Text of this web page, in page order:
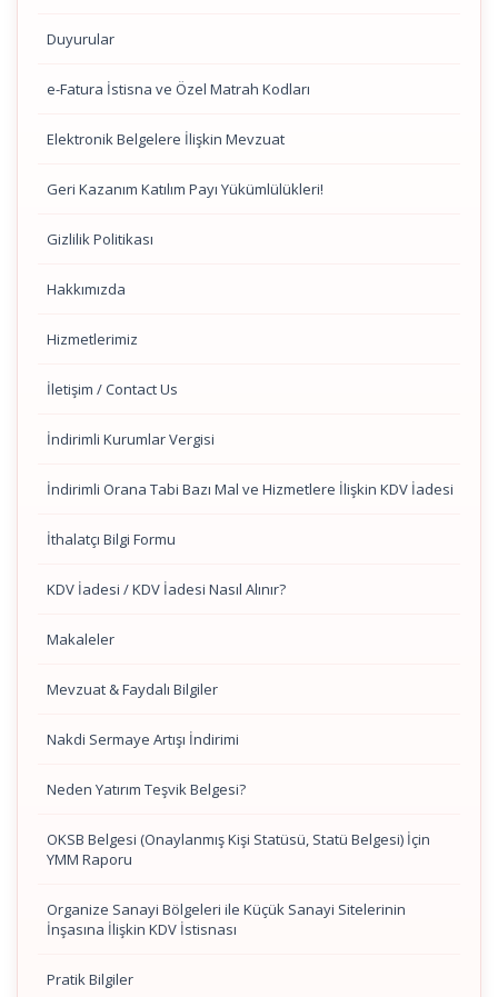
Duyurular
e-Fatura İstisna ve Özel Matrah Kodları
Elektronik Belgelere İlişkin Mevzuat
Geri Kazanım Katılım Payı Yükümlülükleri!
Gizlilik Politikası
Hakkımızda
Hizmetlerimiz
İletişim / Contact Us
İndirimli Kurumlar Vergisi
İndirimli Orana Tabi Bazı Mal ve Hizmetlere İlişkin KDV İadesi
İthalatçı Bilgi Formu
KDV İadesi / KDV İadesi Nasıl Alınır?
Makaleler
Mevzuat & Faydalı Bilgiler
Nakdi Sermaye Artışı İndirimi
Neden Yatırım Teşvik Belgesi?
OKSB Belgesi (Onaylanmış Kişi Statüsü, Statü Belgesi) İçin
YMM Raporu
Organize Sanayi Bölgeleri ile Küçük Sanayi Sitelerinin
İnşasına İlişkin KDV İstisnası
Pratik Bilgiler